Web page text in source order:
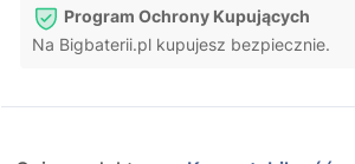
Program Ochrony Kupujących
Na Bigbaterii.pl kupujesz bezpiecznie.